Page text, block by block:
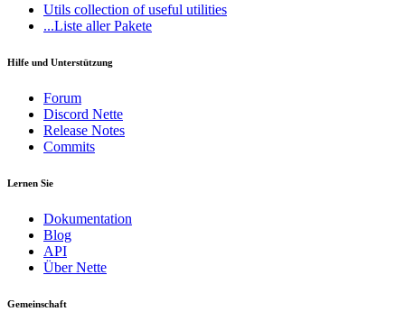
Utils collection of useful utilities
...Liste aller Pakete
Hilfe und Unterstützung
Forum
Discord Nette
Release Notes
Commits
Lernen Sie
Dokumentation
Blog
API
Über Nette
Gemeinschaft